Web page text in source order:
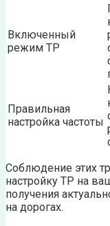
Включенный
режим TP
Правильная
настройка частоты
Соблюдение этих
настройку TP на
получения
на дорогах.